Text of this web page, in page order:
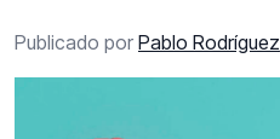
Publicado por Pablo Rodríguez